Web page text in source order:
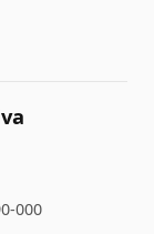
000